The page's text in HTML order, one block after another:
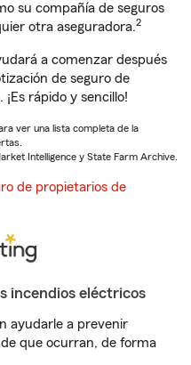
su compañía de seguros
otra aseguradora.2
a comenzar después
de seguro de
rápido y sencillo!
ver una lista completa de la
Intelligence y State Farm Archive.
de propietarios de
incendios eléctricos
ayudarle a prevenir
que ocurran, de forma